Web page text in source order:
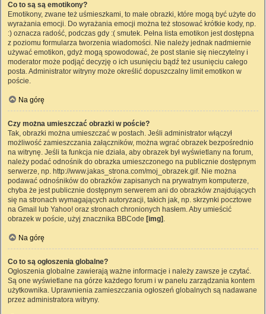
Co to są są emotikony?
Emotikony, zwane też uśmieszkami, to małe obrazki, które mogą być użyte do
wyrażania emocji. Do wyrażania emocji można też stosować krótkie kody, np.
:) oznacza radość, podczas gdy :( smutek. Pełna lista emotikon jest dostępna
z poziomu formularza tworzenia wiadomości. Nie należy jednak nadmiernie
używać emotikon, gdyż mogą spowodować, że post stanie się nieczytelny i
moderator może podjąć decyzję o ich usunięciu bądź też usunięciu całego
posta. Administrator witryny może określić dopuszczalny limit emotikon w
poście.
Na górę
Czy można umieszczać obrazki w poście?
Tak, obrazki można umieszczać w postach. Jeśli administrator włączył
możliwość zamieszczania załączników, można wgrać obrazek bezpośrednio
na witrynę. Jeśli ta funkcja nie działa, aby obrazek był wyświetlany na forum,
należy podać odnośnik do obrazka umieszczonego na publicznie dostępnym
serwerze, np. http://www.jakas_strona.com/moj_obrazek.gif. Nie można
podawać odnośników do obrazków zapisanych na prywatnym komputerze,
chyba że jest publicznie dostępnym serwerem ani do obrazków znajdujących
się na stronach wymagających autoryzacji, takich jak, np. skrzynki pocztowe
na Gmail lub Yahoo! oraz stronach chronionych hasłem. Aby umieścić
obrazek w poście, użyj znacznika BBCode [img] .
Na górę
Co to są ogłoszenia globalne?
Ogłoszenia globalne zawierają ważne informacje i należy zawsze je czytać.
Są one wyświetlane na górze każdego forum i w panelu zarządzania kontem
użytkownika. Uprawnienia zamieszczania ogłoszeń globalnych są nadawane
przez administratora witryny.